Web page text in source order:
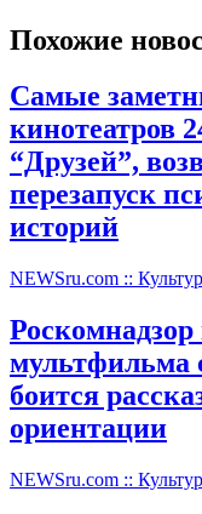
Похожие
Самые
кинотеатров
“Друзей”,
перезапуск
историй
NEWSru.com ::
Роскомнадзор
мультфильма
боится
ориентации
NEWSru.com ::